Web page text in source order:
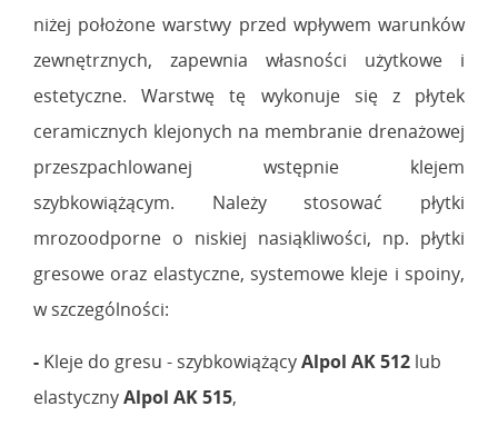
niżej położone warstwy przed wpływem warunków
zewnętrznych, zapewnia własności użytkowe i
estetyczne. Warstwę tę wykonuje się z płytek
ceramicznych klejonych na membranie drenażowej
przeszpachlowanej wstępnie klejem
szybkowiążącym. Należy stosować płytki
mrozoodporne o niskiej nasiąkliwości, np. płytki
gresowe oraz elastyczne, systemowe kleje i spoiny,
w szczególności:
- Kleje do gresu - szybkowiążącyAlpol AK 512 lub
elastycznyAlpol AK 515,